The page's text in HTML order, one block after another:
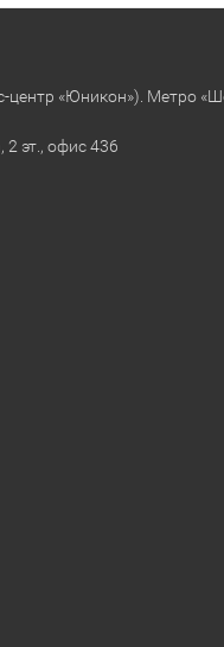
центр «Юникон»). Метро
2 эт., офис 436